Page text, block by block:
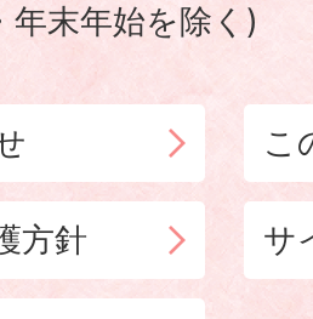
年末年始を除く)
こ
方針 サ